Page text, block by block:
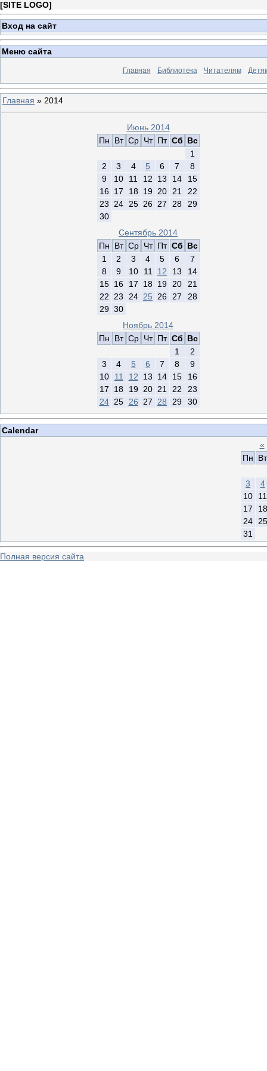
[SITE LOGO]
Вход на сайт
Меню сайта
Главная Библиотека Читателям
Главная » 2014
Июнь 2014
Пн
Вт Ср Чт Пт Сб Вс
1
2
3 4 5 6 7
8
9
10 11 12 13 14
15
16 17 18 19 20 21
22
23
24 25 26 27 28
29
30
Сентябрь 2014
Пн
Вт Ср Чт Пт Сб Вс
1
2 3 4 5 6
7
8
9 10 11 12 13
14
15 16 17 18 19 20
21
22
23 24 25 26 27
28
29 30
Ноябрь 2014
Пн
Вт Ср Чт Пт Сб Вс
1
2
3
4 5 6 7 8
9
10
11 12 13 14 15
16
17
18 19 20 21 22
23
24 25 26 27 28 29 30
Calendar
«
Пн
Вт
3
4
10
11
17
18
24
25
31
Полная версия сайта